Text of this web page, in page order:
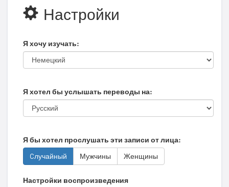
Настройки
Я хочу изучать:
Я хотел бы услышать переводы на:
Я бы хотел прослушать эти записи от лица:
Cлучайный
Мужчины Женщины
Настройки воспроизведения